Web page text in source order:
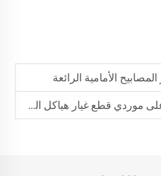
الأمامية الرائعة
موردي قطع غيار هياكل السيارات